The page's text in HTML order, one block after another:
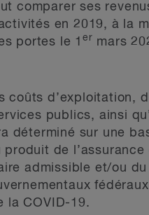
comparer ses
en 2019, à la
portes le 1 er mars
coûts d’exploitation,
publics, ainsi
déterminé sur une
de l’assurance
admissible et/ou
la COVID-19.